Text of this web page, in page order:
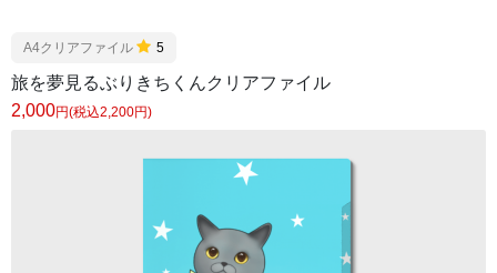
A4クリアファイル 5
旅を夢見るぶりきちくんクリアファイル
2,000円(税込2,200円)